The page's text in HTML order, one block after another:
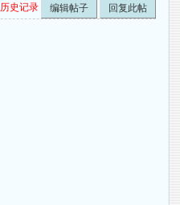
历史记录 编辑帖子 回复此帖